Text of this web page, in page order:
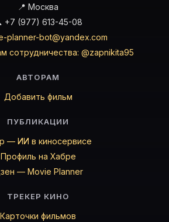
📍 Москва
+7 (977) 613-45-08
planner-bot@yandex.com
сотрудничества: @zapnikita95
АВТОРАМ
Добавить фильм
ПУБЛИКАЦИИ
— ИИ в киносервисе
Профиль на Хабре
— Movie Planner
ТРЕКЕР КИНО
Карточки фильмов